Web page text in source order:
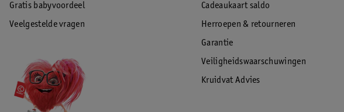
Gratis babyvoordeel
Veelgestelde vragen
Cadeaukaart saldo
Herroepen & retourneren
Garantie
Veiligheidswaarschuwingen
Kruidvat Advies